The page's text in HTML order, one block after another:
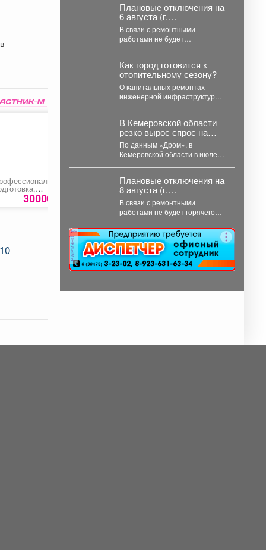
30000 руб.
Крючок для одежды
двойной
39 руб.
Ласка для цветного
неожиданно, но,...
Плановые отключения на
6 августа (г.
Междуреченск)
В связи с ремонтными
работами не будет
Как город готовится к
отопительному сезону?
О капитальных ремонтах
инженерной инфраструктуры,
учреждениях,
восстановлении...
В Кемеровской области
резко вырос спрос на
подержанные
электромобили
По данным «Дром», в
Кемеровской области в июле
на 233...
Плановые отключения на
8 августа (г.
Междуреченск)
В связи с ремонтными
работами не будет горячего
реклама